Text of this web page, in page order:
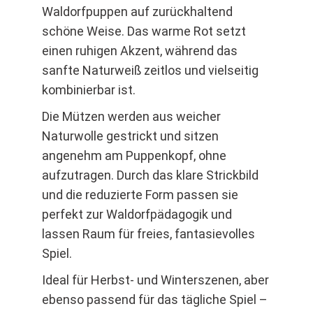
Waldorfpuppen auf zurückhaltend
schöne Weise. Das warme Rot setzt
einen ruhigen Akzent, während das
sanfte Naturweiß zeitlos und vielseitig
kombinierbar ist.
Die Mützen werden aus weicher
Naturwolle gestrickt und sitzen
angenehm am Puppenkopf, ohne
aufzutragen. Durch das klare Strickbild
und die reduzierte Form passen sie
perfekt zur Waldorfpädagogik und
lassen Raum für freies, fantasievolles
Spiel.
Ideal für Herbst- und Winterszenen, aber
ebenso passend für das tägliche Spiel –